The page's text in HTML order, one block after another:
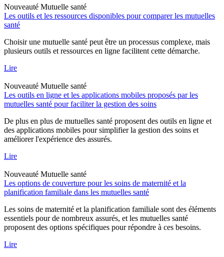
Nouveauté Mutuelle santé
Les outils et les ressources disponibles pour comparer les mutuelles
santé
Choisir une mutuelle santé peut être un processus complexe, mais
plusieurs outils et ressources en ligne facilitent cette démarche.
Lire
Nouveauté Mutuelle santé
Les outils en ligne et les applications mobiles proposés par les
mutuelles santé pour faciliter la gestion des soins
De plus en plus de mutuelles santé proposent des outils en ligne et
des applications mobiles pour simplifier la gestion des soins et
améliorer l'expérience des assurés.
Lire
Nouveauté Mutuelle santé
Les options de couverture pour les soins de maternité et la
planification familiale dans les mutuelles santé
Les soins de maternité et la planification familiale sont des éléments
essentiels pour de nombreux assurés, et les mutuelles santé
proposent des options spécifiques pour répondre à ces besoins.
Lire